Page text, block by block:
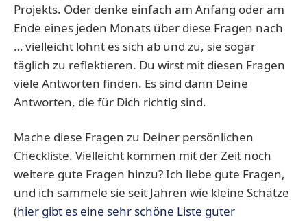
Projekts. Oder denke einfach am Anfang oder am
Ende eines jeden Monats über diese Fragen nach
… vielleicht lohnt es sich ab und zu, sie sogar
täglich zu reflektieren. Du wirst mit diesen Fragen
viele Antworten finden. Es sind dann Deine
Antworten, die für Dich richtig sind.
Mache diese Fragen zu Deiner persönlichen
Checkliste. Vielleicht kommen mit der Zeit noch
weitere gute Fragen hinzu? Ich liebe gute Fragen,
und ich sammele sie seit Jahren wie kleine Schätze
(hier gibt es eine sehr schöne Liste guter